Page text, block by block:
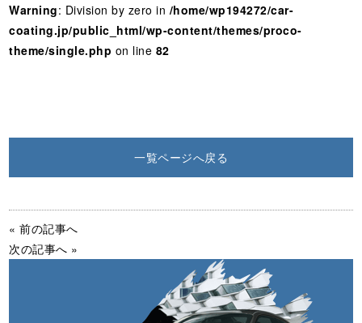
Warning: Division by zero in /home/wp194272/car-
coating.jp/public_html/wp-content/themes/proco-
theme/single.php on line 82
一覧ページへ戻る
« 前の記事へ
次の記事へ »